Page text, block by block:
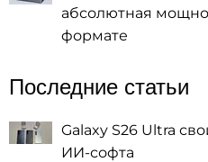
абсолютная
формате
Последние статьи
Galaxy S26 Ultra
ИИ-софта